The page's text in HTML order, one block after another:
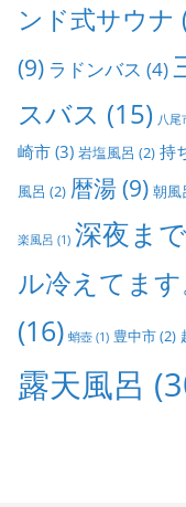
ンド式サウナ
(9) ラドンバス (4)
スバス (15) 八尾
崎市 (3) 岩塩風呂 (2) 持
風呂 (2) 暦湯(9) 朝風
楽風呂 (1) 深夜ま
ル冷えてます
(16) 蛸壺 (1) 豊中市(2)
露天風呂